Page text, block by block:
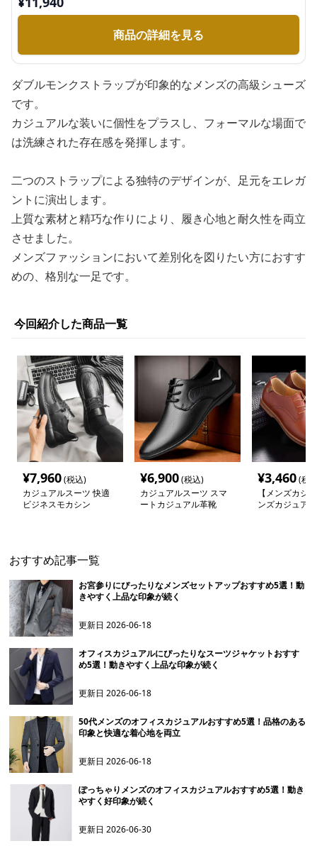
商品の詳細を見る
ダブルモンクストラップが印象的なメンズの高級シューズ
です。
カジュアルな装いに個性をプラスし、フォーマルな場面で
は洗練された存在感を発揮します。
二つのストラップによる独特のデザインが、足元をエレガ
ントに演出します。
上質な素材と精巧な作りにより、履き心地と耐久性を両立
させました。
メンズファッションにおいて差別化を図りたい方におすす
めの、格別な一足です。
今回紹介した商品一覧
¥7,960(税込)
カジュアルスーツ 快適
ビジネスモカシン
¥6,900(税込)
カジュアルスーツ スマ
ートカジュアル革靴
¥3,460(税
【メンズカジ
ンズカジュア
おすすめ記事一覧
お宮参りにぴったりなメンズセットアップおすすめ5選！動
きやすく上品な印象が続く
更新日2026-06-18
オフィスカジュアルにぴったりなスーツジャケットおすす
め5選！動きやすく上品な印象が続く
更新日2026-06-18
50代メンズのオフィスカジュアルおすすめ5選！品格のある
印象と快適な着心地を両立
更新日2026-06-18
ぽっちゃりメンズのオフィスカジュアルおすすめ5選！動き
やすく好印象が続く
更新日2026-06-30